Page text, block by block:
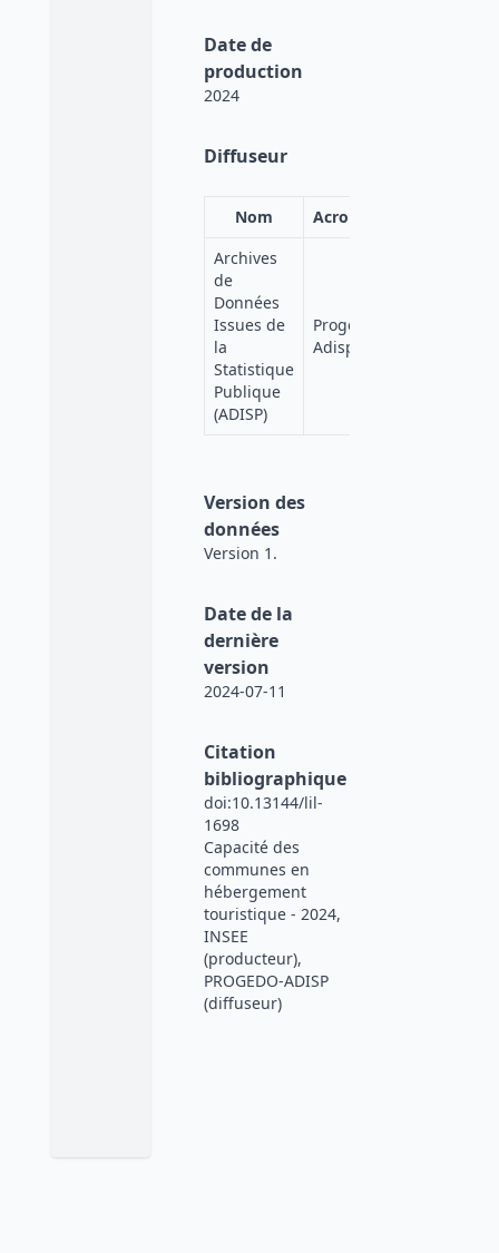
Date de
production
2024
Diffuseur
Nom Acronyme
Archives
de
Données
Issues de
la
Statistique
Publique
(ADISP)
Progedo-
Adisp
Version des
données
Version 1.
Date de la
dernière
version
2024-07-11
Citation
bibliographique
doi:10.13144/lil-
1698
Capacité des
communes en
hébergement
touristique - 2024,
INSEE
(producteur),
PROGEDO-ADISP
(diffuseur)